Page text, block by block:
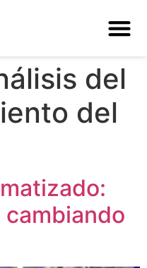
del
del
cambiando